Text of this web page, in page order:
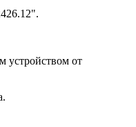
устройством от